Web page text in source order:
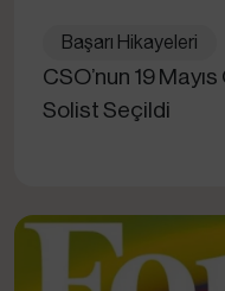
Başarı Hikayeleri
CSO’nun 19
Solist Seçildi